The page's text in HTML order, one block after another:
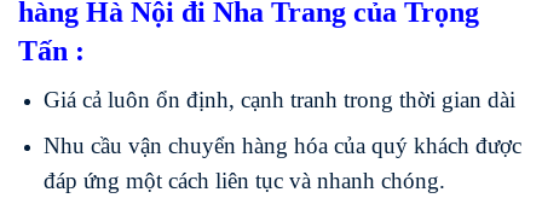
hàng Hà Nội đi Nha Trang của Trọng
Tấn :
Giá cả luôn ổn định, cạnh tranh trong thời gian dài
Nhu cầu vận chuyển hàng hóa của quý khách được
đáp ứng một cách liên tục và nhanh chóng.